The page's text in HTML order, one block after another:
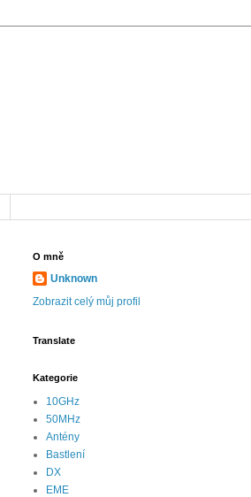
O mně
Unknown
Zobrazit celý můj profil
Translate
Kategorie
10GHz
50MHz
Antény
Bastlení
DX
EME